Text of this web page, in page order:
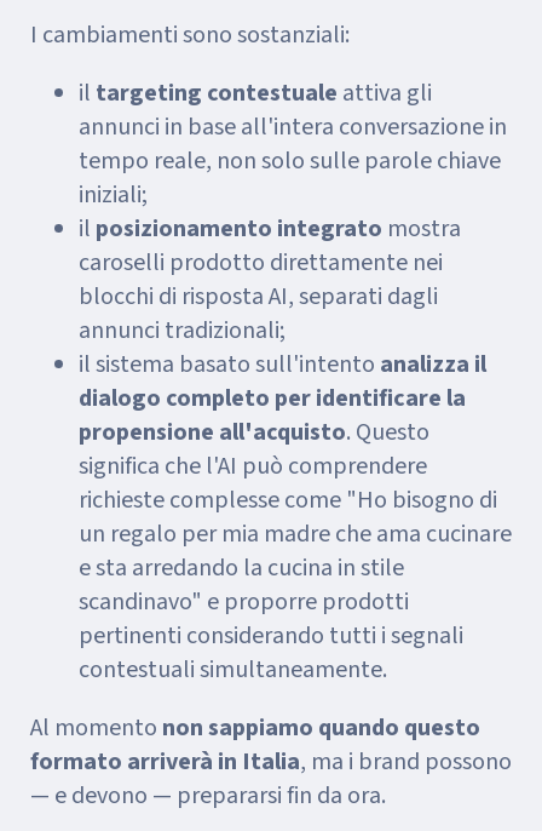
I cambiamenti sono sostanziali:
il targeting contestuale attiva gli
annunci in base all'intera conversazione in
tempo reale, non solo sulle parole chiave
iniziali;
il posizionamento integrato mostra
caroselli prodotto direttamente nei
blocchi di risposta AI, separati dagli
annunci tradizionali;
il sistema basato sull'intento analizza il
dialogo completo per identificare la
propensione all'acquisto. Questo
significa che l'AI può comprendere
richieste complesse come "Ho bisogno di
un regalo per mia madre che ama cucinare
e sta arredando la cucina in stile
scandinavo" e proporre prodotti
pertinenti considerando tutti i segnali
contestuali simultaneamente.
Al momento non sappiamo quando questo
formato arriverà in Italia, ma i brand possono
— e devono — prepararsi fin da ora.